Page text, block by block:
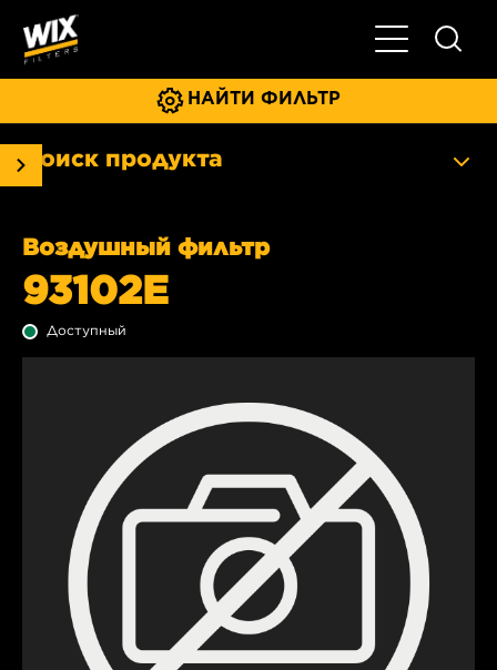
Главное
НАЙТИ ФИЛЬТР
Поиск продукта
Воздушный фильтр
93102E
Доступный